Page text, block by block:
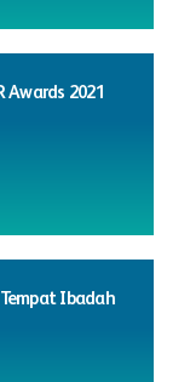
Awards 2021
Ibadah